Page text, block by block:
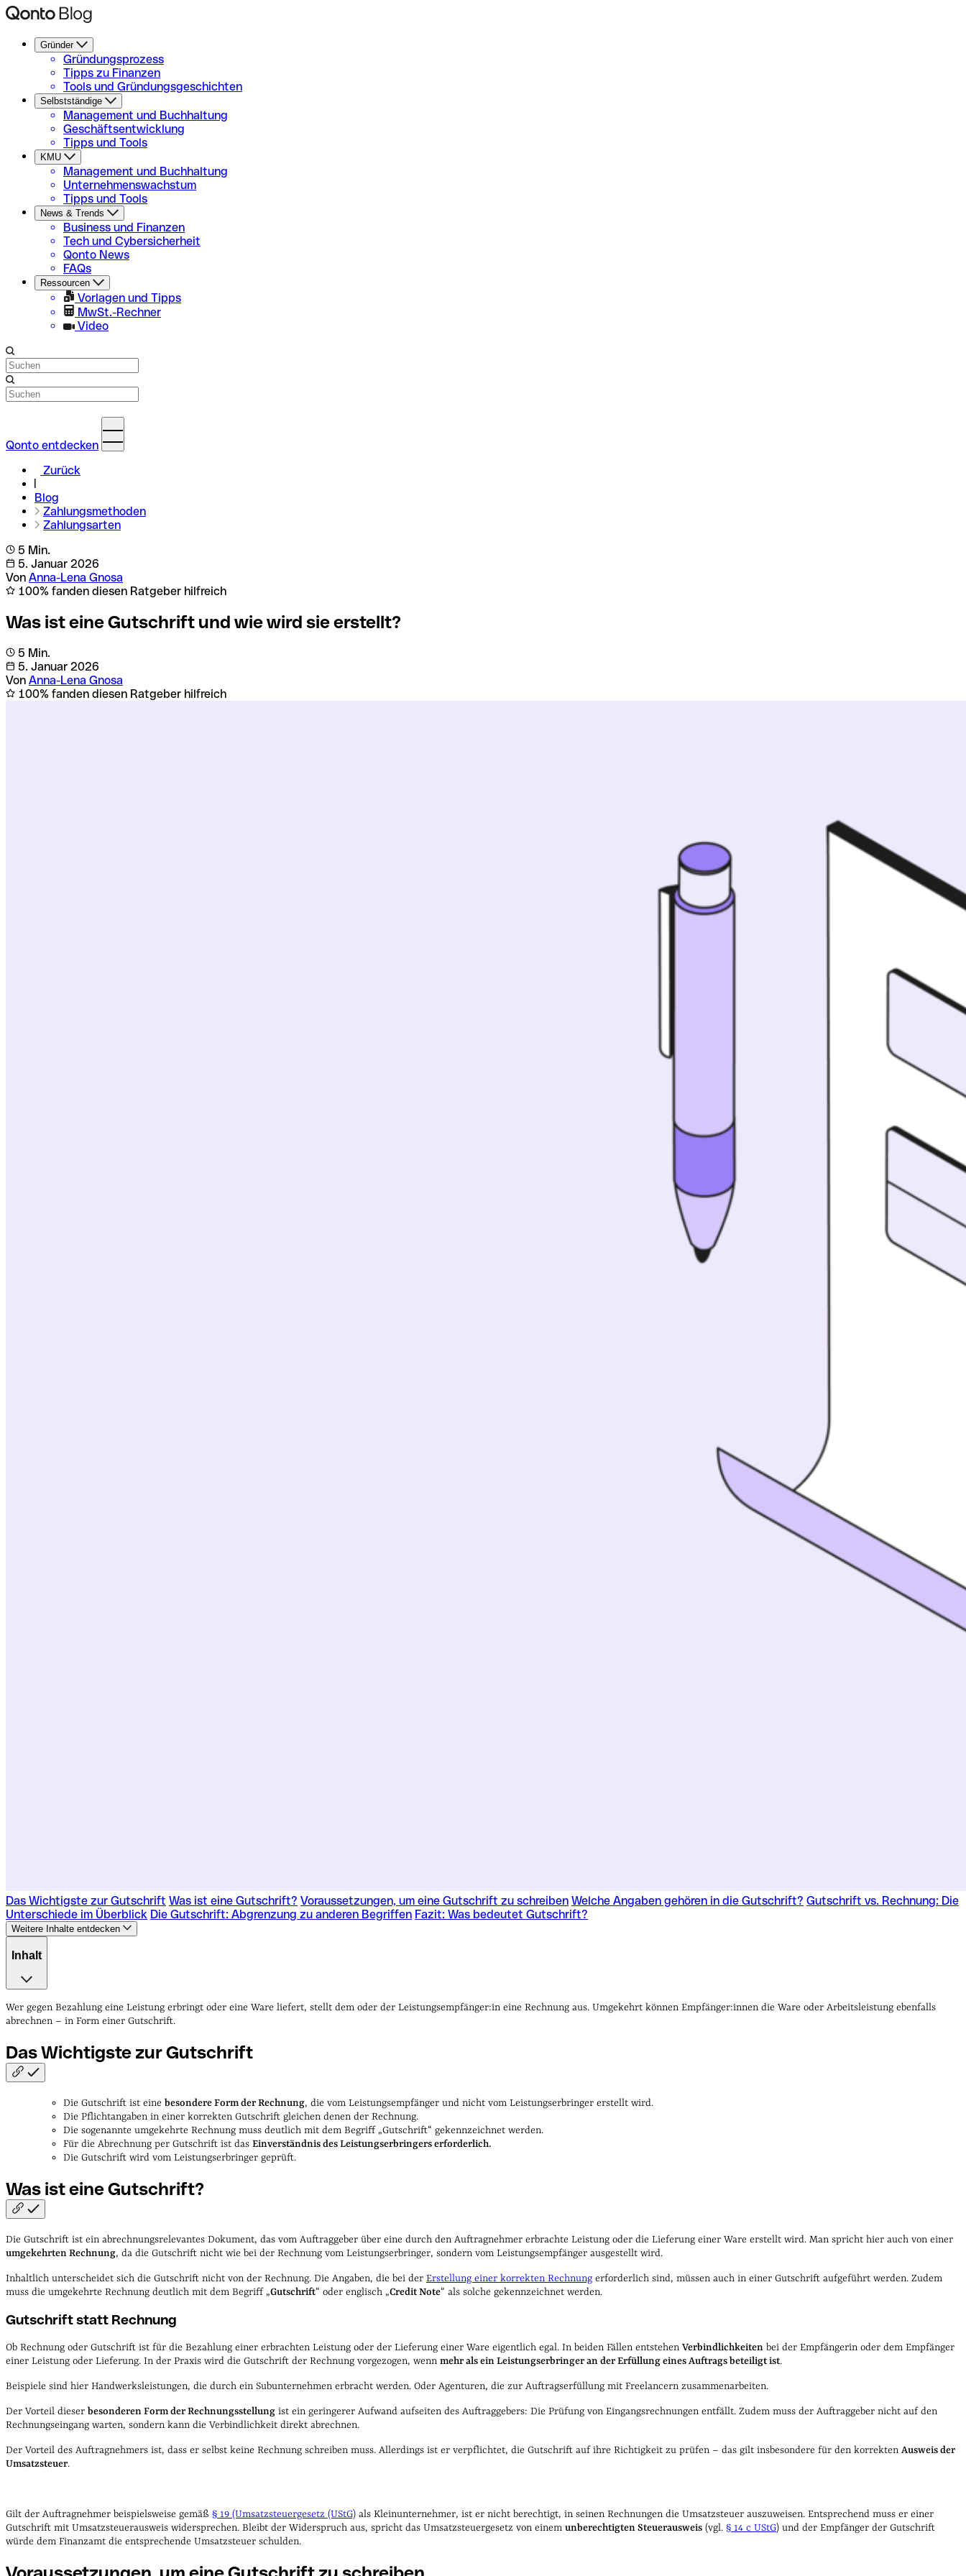
Gründer
Gründungsprozess
Tipps zu Finanzen
Tools und Gründungsgeschichten
Selbstständige
Management und Buchhaltung
Geschäftsentwicklung
Tipps und Tools
KMU
Management und Buchhaltung
Unternehmenswachstum
Tipps und Tools
News & Trends
Business und Finanzen
Tech und Cybersicherheit
Qonto News
FAQs
Ressourcen
Vorlagen und Tipps
MwSt.-Rechner
Video
Qonto entdecken
Zurück
Blog
Zahlungsmethoden
Zahlungsarten
5 Min.
5. Januar 2026
Von Anna-Lena Gnosa
100% fanden diesen Ratgeber hilfreich
Was ist eine Gutschrift und wie wird sie erstellt?
5 Min.
5. Januar 2026
Von Anna-Lena Gnosa
100% fanden diesen Ratgeber hilfreich
Das Wichtigste zur Gutschrift Was ist eine Gutschrift? Voraussetzungen, um eine Gutschrift zu schreiben Welche Angaben gehören in die Gutschrift? Gutschrift vs. Rechnung: Die
Unterschiede im Überblick Die Gutschrift: Abgrenzung zu anderen Begriffen Fazit: Was bedeutet Gutschrift?
Weitere Inhalte entdecken
Inhalt
Das Wichtigste zur Gutschrift
Unterschiede im Überblick Die Gutschrift: Abgrenzung zu anderen Begriffen Fazit: Was bedeutet Gutschrift?
Wer gegen Bezahlung eine Leistung erbringt oder eine Ware liefert, stellt dem oder der Leistungsempfänger:in eine Rechnung aus. Umgekehrt können Empfänger:innen die Ware oder Arbeitsleistung ebenfalls
abrechnen – in Form einer Gutschrift.
Das Wichtigste zurGutschrift
Die Gutschrift ist eine besondere Form der Rechnung, die vom Leistungsempfänger und nicht vom Leistungserbringer erstellt wird.
Die Pflichtangaben in einer korrekten Gutschrift gleichen denen der Rechnung.
Die sogenannte umgekehrte Rechnung muss deutlich mit dem Begriff „Gutschrift“ gekennzeichnet werden.
Für die Abrechnung per Gutschrift ist das Einverständnis des Leistungserbringers erforderlich.
Die Gutschrift wird vom Leistungserbringer geprüft.
Was ist eineGutschrift?
Die Gutschrift ist ein abrechnungsrelevantes Dokument, das vom Auftraggeber über eine durch den Auftragnehmer erbrachte Leistung oder die Lieferung einer Ware erstellt wird. Man spricht hier auch von einer
umgekehrten Rechnung, da die Gutschrift nicht wie bei der Rechnung vom Leistungserbringer, sondern vom Leistungsempfänger ausgestellt wird.
Inhaltlich unterscheidet sich die Gutschrift nicht von der Rechnung. Die Angaben, die bei der Erstellung einer korrekten Rechnung erforderlich sind, müssen auch in einer Gutschrift aufgeführt werden. Zudem
muss die umgekehrte Rechnung deutlich mit dem Begriff „Gutschrift“ oder englisch „Credit Note“ als solche gekennzeichnet werden.
Gutschrift statt Rechnung
Ob Rechnung oder Gutschrift ist für die Bezahlung einer erbrachten Leistung oder der Lieferung einer Ware eigentlich egal. In beiden Fällen entstehen Verbindlichkeiten bei der Empfängerin oder dem Empfänger
einer Leistung oder Lieferung. In der Praxis wird die Gutschrift der Rechnung vorgezogen, wenn mehr als ein Leistungserbringer an der Erfüllung eines Auftrags beteiligt ist.
Beispiele sind hier Handwerksleistungen, die durch ein Subunternehmen erbracht werden. Oder Agenturen, die zur Auftragserfüllung mit Freelancern zusammenarbeiten.
Der Vorteil dieser besonderen Form der Rechnungsstellung ist ein geringerer Aufwand aufseiten des Auftraggebers: Die Prüfung von Eingangsrechnungen entfällt. Zudem muss der Auftraggeber nicht auf den
Rechnungseingang warten, sondern kann die Verbindlichkeit direkt abrechnen.
Der Vorteil des Auftragnehmers ist, dass er selbst keine Rechnung schreiben muss. Allerdings ist er verpflichtet, die Gutschrift auf ihre Richtigkeit zu prüfen – das gilt insbesondere für den korrekten Ausweis der
Umsatzsteuer.
Gilt der Auftragnehmer beispielsweise gemäß § 19 (Umsatzsteuergesetz (UStG) als Kleinunternehmer, ist er nicht berechtigt, in seinen Rechnungen die Umsatzsteuer auszuweisen. Entsprechend muss er einer
Gutschrift mit Umsatzsteuerausweis widersprechen. Bleibt der Widerspruch aus, spricht das Umsatzsteuergesetz von einem unberechtigten Steuerausweis (vgl. § 14 c UStG) und der Empfänger der Gutschrift
würde dem Finanzamt die entsprechende Umsatzsteuer schulden.